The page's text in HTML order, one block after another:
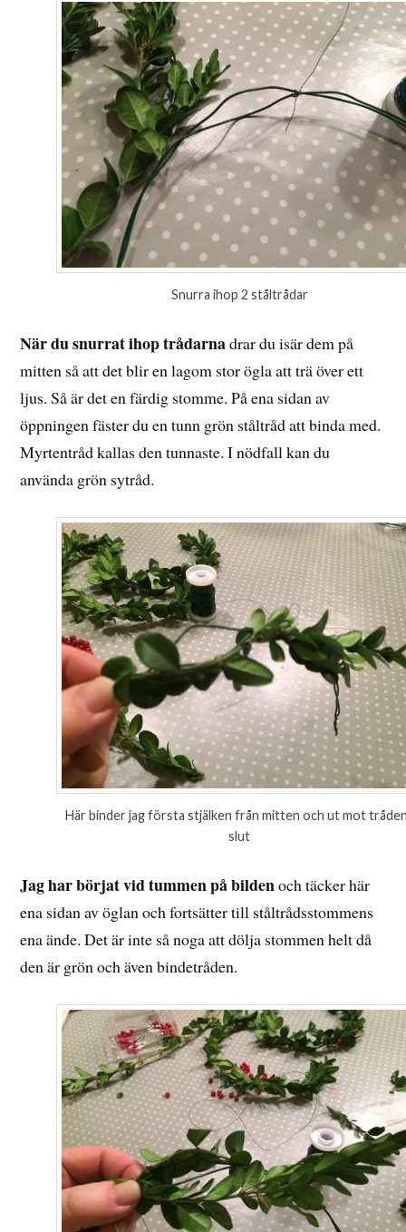
Snurra ihop 2 ståltrådar
När du snurrat ihop trådarnadrar du isär dem på
mitten så att det blir en lagom stor ögla att trä över ett
ljus. Så är det en färdig stomme. På ena sidan av
öppningen fäster du en tunn grön ståltråd att binda med.
Myrtentråd kallas den tunnaste. I nödfall kan du
använda grön sytråd.
Här binder jag första stjälken från mitten och ut mot
slut
Jag har börjat vid tummen på bildenoch täcker här
ena sidan av öglan och fortsätter till ståltrådsstommens
ena ände. Det är inte så noga att dölja stommen helt då
den är grön och även bindetråden.